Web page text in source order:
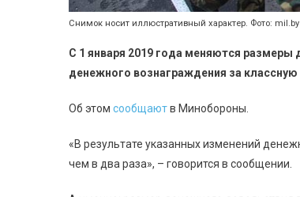
Снимок носит иллюстративный характер. Фото: mil.by
С 1 января 2019 года меняются
денежного вознаграждения за
Об этом сообщаютв Минобороны.
«В результате указанных изменений
чем в два раза», – говорится в сообщении.